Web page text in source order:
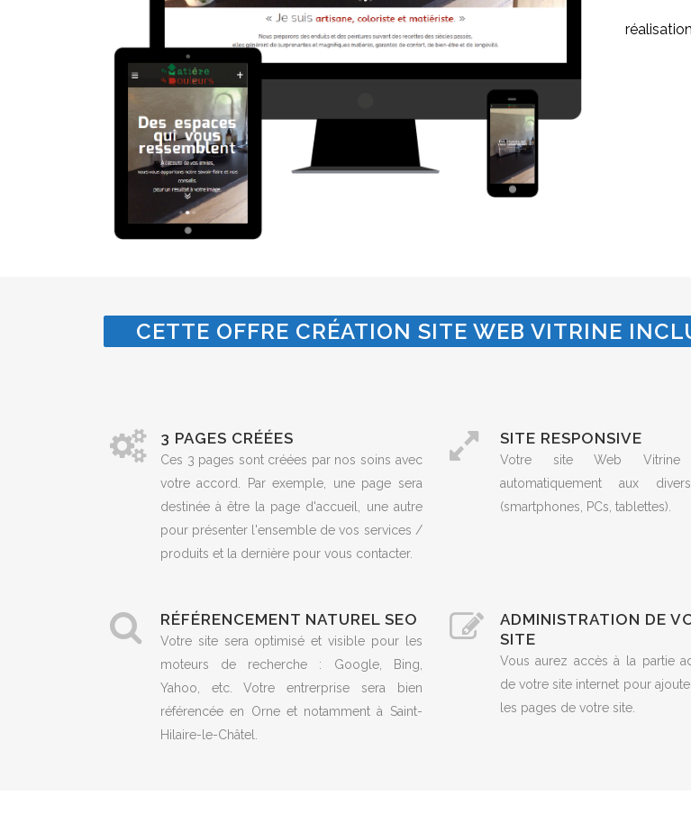
CETTE OFFRE CRÉATION SITE WEB VITRINE
3 PAGES CRÉÉES
Ces 3 pages sont créées par nos soins avec
votre accord. Par exemple, une page sera
destinée à être la page d'accueil, une autre
pour présenter l'ensemble de vos services /
produits et la dernière pour vous contacter.
SITE RESPONSIVE
Votre site Web Vitrine
automatiquement aux
(smartphones, PCs, tablettes).
RÉFÉRENCEMENT NATUREL SEO
Votre site sera optimisé et visible pour les
moteurs de recherche : Google, Bing,
Yahoo, etc. Votre entrerprise sera bien
référencée en Orne et notamment à Saint-
Hilaire-le-Châtel.
ADMINISTRATION DE
SITE
Vous aurez accès à la partie
de votre site internet pour
les pages de votre site.